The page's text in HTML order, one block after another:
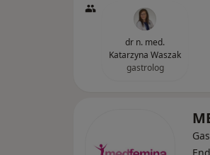
dr n. med.
Katarzyna Waszak
gastrolog